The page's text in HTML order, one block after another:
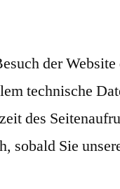
der
technische
des
sobald Sie